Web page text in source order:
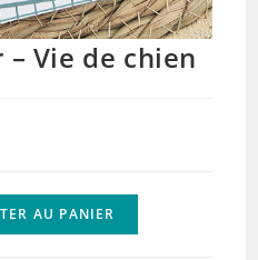
Vie de chien
AU PANIER